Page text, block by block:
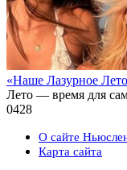
«Наше Лазурное
Лето — время для
0428
О сайте
Карта сайта